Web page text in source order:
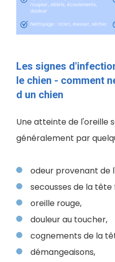
Les signes
le chien - comment
d un chien
Une atteinte de l'oreille
généralement par
odeur provenant de
secousses de la
oreille rouge,
douleur au toucher,
cognements de la
démangeaisons,